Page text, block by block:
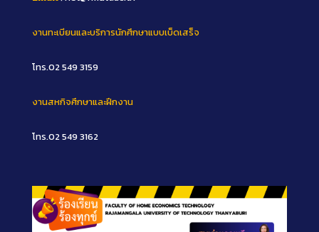
งานทะเบียนและบริการนักศึกษาแบบเบ็ดเสร็จ
โทร.02 549 3159
งานสหกิจศึกษาและฝึกงาน
โทร.02 549 3162